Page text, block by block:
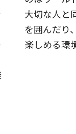
大切な人と
を囲んだり
楽しめる環